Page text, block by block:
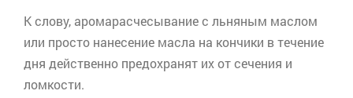
К слову, аромарасчесываниес льняным маслом
или просто нанесение масла на кончики в течение
дня действенно предохранят их от сечения и
ломкости.